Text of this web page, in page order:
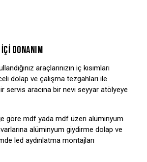
DONANIM
araçlarınızın iç kısımları
dolap ve çalışma tezgahları ile
servis aracına bir nevi seyyar atölyeye
göre mdf yada mdf üzeri alüminyum
alüminyum giydirme dolap ve
led aydınlatma montajları